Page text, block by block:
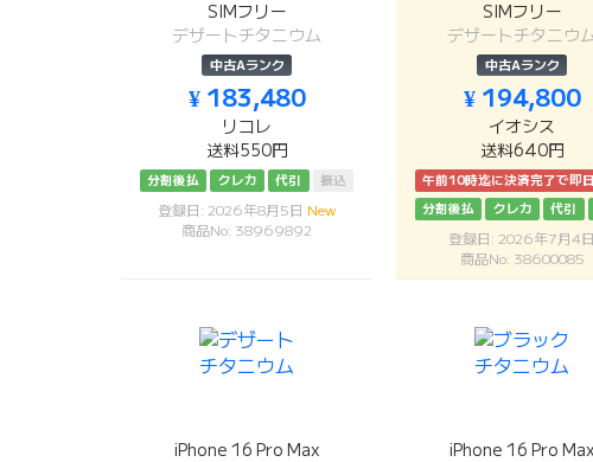
SIMフリー
デザートチタニウム
中古Aランク
¥ 183,480
リコレ
送料550円
分割後払 クレカ 代引 振込
登録日: 2026年8月5日 New
商品No: 38969892
SIMフリー
デザートチタニウ
中古Aランク
¥ 194,800
イオシス
送料640円
午前10時迄に決済完了で即
分割後払
クレカ 代引
登録日: 2026年7月4日
商品No: 38600085
iPhone 16 Pro Max
iPhone 16 Pro Max